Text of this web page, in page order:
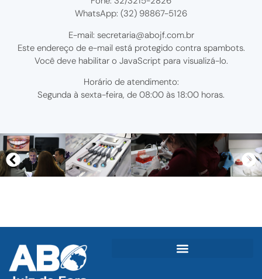
WhatsApp: (32) 98867-5126
E-mail: secretaria@abojf.com.br
Este endereço de e-mail está protegido contra spambots.
Você deve habilitar o JavaScript para visualizá-lo.
Horário de atendimento:
Segunda à sexta-feira, de 08:00 às 18:00 horas.